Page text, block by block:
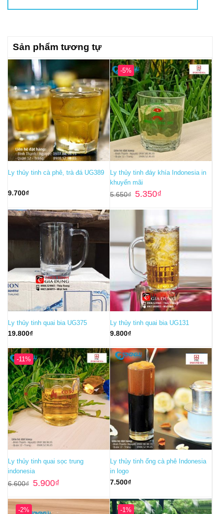
Sản phẩm tương tự
Ly thủy tinh cà phê, trà đá UG389
9.700₫
-5%
Ly thủy tinh đáy khía Indonesia in
khuyến mãi
5.650₫ Giá
gốc
5.350₫
5.350₫.
Ly thủy tinh quai bia UG375
19.800₫
Ly thủy tinh quai bia UG131
9.800₫
-11%
Ly thủy tinh quai sọc trung
indonesia
6.600₫ Giá
gốc
6.600₫.
5.900₫
là:
5.900₫.
Ly thủy tinh ống cà phê Indonesia
in logo
7.500₫
-2% -1%